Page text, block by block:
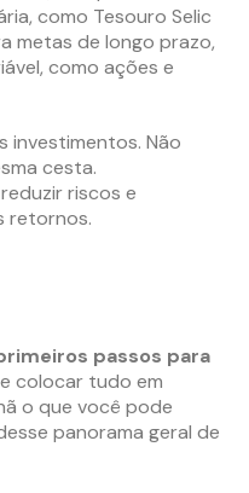
como Tesouro Selic
metas de longo prazo,
como ações e
investimentos. Não
cesta.
riscos e
retornos.
passos para
colocar tudo em
o que você pode
panorama geral de